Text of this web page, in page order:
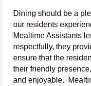
Dining should be a
our residents
Mealtime Assistants
respectfully, they
ensure that the
their friendly
and enjoyable.